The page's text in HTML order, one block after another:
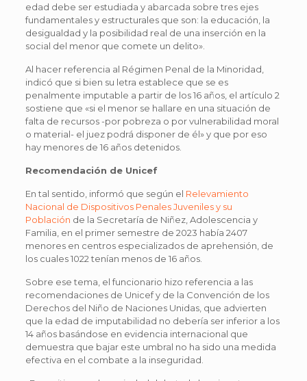
edad debe ser estudiada y abarcada sobre tres ejes
fundamentales y estructurales que son: la educación, la
desigualdad y la posibilidad real de una inserción en la
social del menor que comete un delito».
Al hacer referencia al Régimen Penal de la Minoridad,
indicó que si bien su letra establece que se es
penalmente imputable a partir de los 16 años, el artículo 2
sostiene que «si el menor se hallare en una situación de
falta de recursos -por pobreza o por vulnerabilidad moral
o material- el juez podrá disponer de él» y que por eso
hay menores de 16 años detenidos.
Recomendación de Unicef
En tal sentido, informó que según el Relevamiento
Nacional de Dispositivos Penales Juveniles y su
Población de la Secretaría de Niñez, Adolescencia y
Familia, en el primer semestre de 2023 había 2407
menores en centros especializados de aprehensión, de
los cuales 1022 tenían menos de 16 años.
Sobre ese tema, el funcionario hizo referencia a las
recomendaciones de Unicef y de la Convención de los
Derechos del Niño de Naciones Unidas, que advierten
que la edad de imputabilidad no debería ser inferior a los
14 años basándose en evidencia internacional que
demuestra que bajar este umbral no ha sido una medida
efectiva en el combate a la inseguridad.